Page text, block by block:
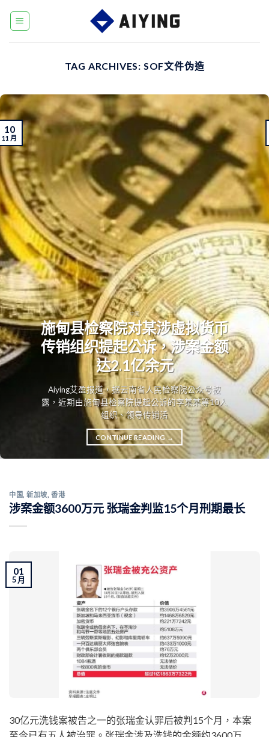
TAG ARCHIVES: SOF文件伪造
中国
施甸县检察院对某涉虚拟货币
传销组织提起公诉，涉案金额
达2.1亿余元
Aiying艾盈报道，据云南省人民检察院公众号披
露，近期由施甸县检察院提起公诉的李某某等10人
组织、领导传销活
CONTINUE READING→
10
11 月
中国 ,新加坡 ,香港
涉案金额3600万元 张瑞金判监15个月刑期最长
01
5 月
30亿元洗钱案被告之一的张瑞金认罪后被判15个月，本案